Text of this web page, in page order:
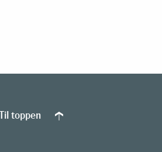
Til toppen